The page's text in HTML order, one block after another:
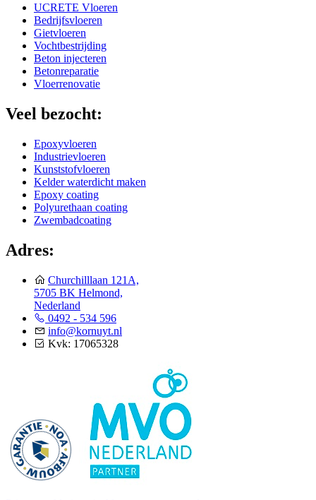
UCRETE Vloeren
Bedrijfsvloeren
Gietvloeren
Vochtbestrijding
Beton injecteren
Betonreparatie
Vloerrenovatie
Veel bezocht:
Epoxyvloeren
Industrievloeren
Kunststofvloeren
Kelder waterdicht maken
Epoxy coating
Polyurethaan coating
Zwembadcoating
Adres:
Churchilllaan 121A,
5705 BK Helmond,
Nederland
0492 - 534 596
info@kornuyt.nl
Kvk: 17065328